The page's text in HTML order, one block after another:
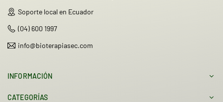
Soporte local en Ecuador
(04) 600 1997
info@bioterapiasec.com
INFORMACIÓN
CATEGORÍAS